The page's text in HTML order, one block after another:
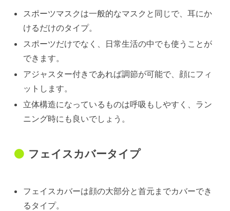
スポーツマスクは一般的なマスクと同じで、耳にか
けるだけのタイプ。
スポーツだけでなく、日常生活の中でも使うことが
できます。
アジャスター付きであれば調節が可能で、顔にフィ
ットします。
立体構造になっているものは呼吸もしやすく、ラン
ニング時にも良いでしょう。
フェイスカバータイプ
フェイスカバーは顔の大部分と首元までカバーでき
るタイプ。